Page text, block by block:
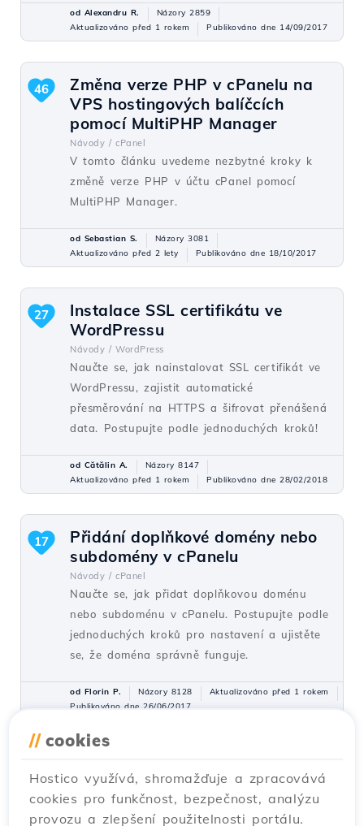
od Alexandru R.
Názory 2859
Aktualizováno před 1 rokem
Publikováno dne 14/09/2017
Změna verze PHP v cPanelu na
VPS hostingových balíčcích
pomocí MultiPHP Manager
Návody / cPanel
V tomto článku uvedeme nezbytné kroky k
změně verze PHP v účtu cPanel pomocí
MultiPHP Manager.
46
od Sebastian S.
Názory 3081
Aktualizováno před 2 lety
Publikováno dne 18/10/2017
Instalace SSL certifikátu ve
WordPressu
Návody / WordPress
Naučte se, jak nainstalovat SSL certifikát ve
WordPressu, zajistit automatické
přesměrování na HTTPS a šifrovat přenášená
data. Postupujte podle jednoduchých kroků!
27
od Cătălin A.
Názory 8147
Aktualizováno před 1 rokem
Publikováno dne 28/02/2018
Přidání doplňkové domény nebo
subdomény v cPanelu
Návody / cPanel
Naučte se, jak přidat doplňkovou doménu
nebo subdoménu v cPanelu. Postupujte podle
jednoduchých kroků pro nastavení a ujistěte
se, že doména správně funguje.
17
od Florin P. Názory 8128
Aktualizováno před 1 rokem
Publikováno dne 26/06/2017
pluginu Softaculous cPanel
Návody / Softaculous
Zjistěte, jak nainstalovat webové aplikace
// cookies
Hostico využívá, shromažďuje a zpracovává
cookies pro funkčnost, bezpečnost, analýzu
provozu a zlepšení použitelnosti portálu.